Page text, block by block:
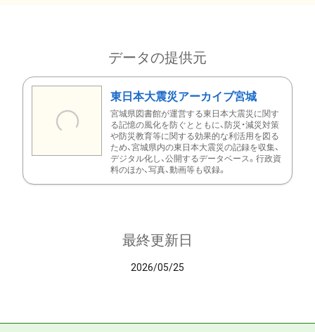
データの提供元
東日本大震災アーカイブ宮城
宮城県図書館が運営する東日本大震災に関す
る記憶の風化を防ぐとともに、防災・減災対策
や防災教育等に関する効果的な利活用を図る
ため、宮城県内の東日本大震災の記録を収集、
デジタル化し、公開するデータベース。行政資
料のほか、写真、動画等も収録。
最終更新日
2026/05/25